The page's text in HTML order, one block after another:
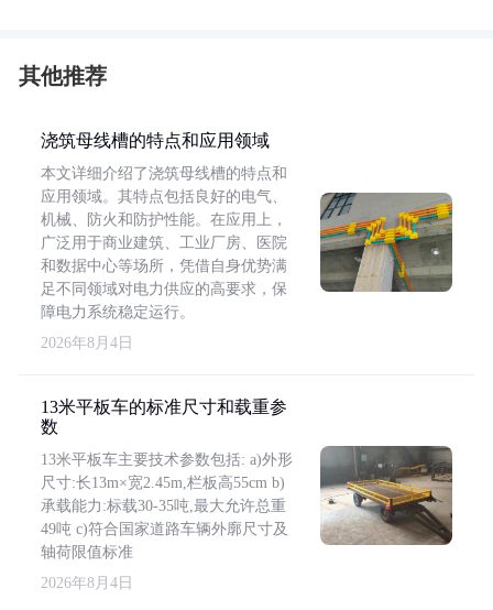
其他推荐
浇筑母线槽的特点和应用领域
本文详细介绍了浇筑母线槽的特点和
应用领域。其特点包括良好的电气、
机械、防火和防护性能。在应用上，
广泛用于商业建筑、工业厂房、医院
和数据中心等场所，凭借自身优势满
足不同领域对电力供应的高要求，保
障电力系统稳定运行。
2026年8月4日
13米平板车的标准尺寸和载重参
数
13米平板车主要技术参数包括: a)外形
尺寸:长13m×宽2.45m,栏板高55cm b)
承载能力:标载30-35吨,最大允许总重
49吨 c)符合国家道路车辆外廓尺寸及
轴荷限值标准
2026年8月4日